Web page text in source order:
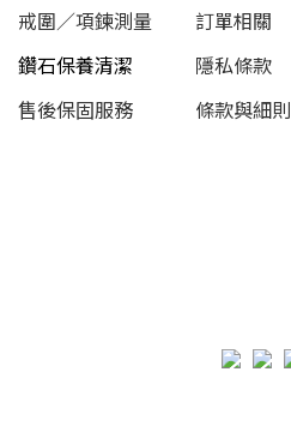
戒圍／項鍊測量
訂單相關
鑽石保養清潔
隱私條款
售後保固服務
條款與細則